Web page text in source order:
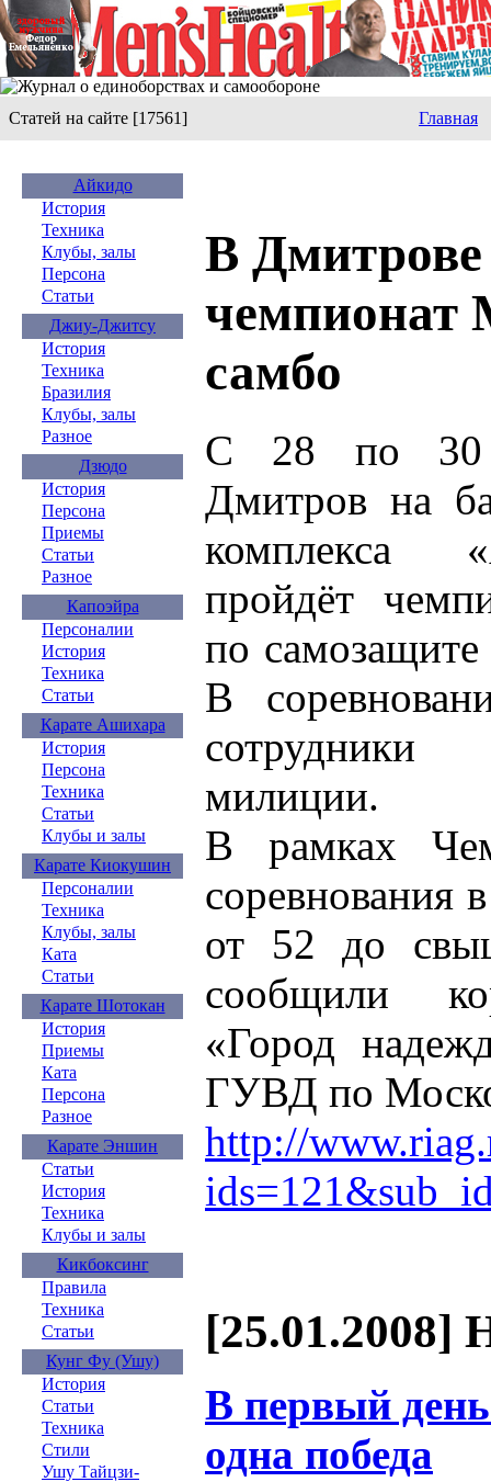
Статей на сайте [17561] Главная
Айкидо
История
Техника
Клубы, залы
Персона
Статьи
Джиу-Джитсу
История
Техника
Бразилия
Клубы, залы
Разное
Дзюдо
История
Персона
Приемы
Статьи
Разное
Капоэйра
Персоналии
История
Техника
Статьи
Карате Ашихара
История
Персона
Техника
Статьи
Клубы и залы
Карате Киокушин
Персоналии
Техника
Клубы, залы
Ката
Статьи
Карате Шотокан
История
Приемы
Ката
Персона
Разное
Карате Эншин
Статьи
История
Техника
Клубы и залы
Кикбоксинг
Правила
Техника
Статьи
Кунг Фу (Ушу)
История
Статьи
Техника
Стили
Ушу Тайцзи-
В Дмитрове
чемпионат
самбо
С 28 по 30
Дмитров на
комплекса
пройдёт
по
В
милиции.
В рамках
соревнования
от 52 до
сообщили
«Город
ГУВД по
http://
[25.01.2008]
В первый
одна победа